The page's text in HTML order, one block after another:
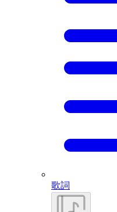
歌詞